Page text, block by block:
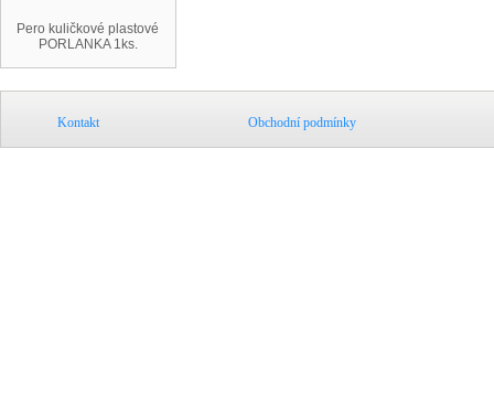
Pero kuličkové plastové
PORLANKA 1ks.
Obchodní podmínky
Kontakt